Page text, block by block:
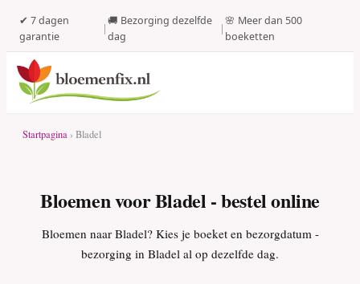
✔ 7 dagen
garantie
|
🚚 Bezorging dezelfde
dag
|
🌸 Meer dan 500
boeketten
Startpagina › Bladel
Bloemen voor Bladel - bestel online
Bloemen naar Bladel? Kies je boeket en bezorgdatum -
bezorging in Bladel al op dezelfde dag.